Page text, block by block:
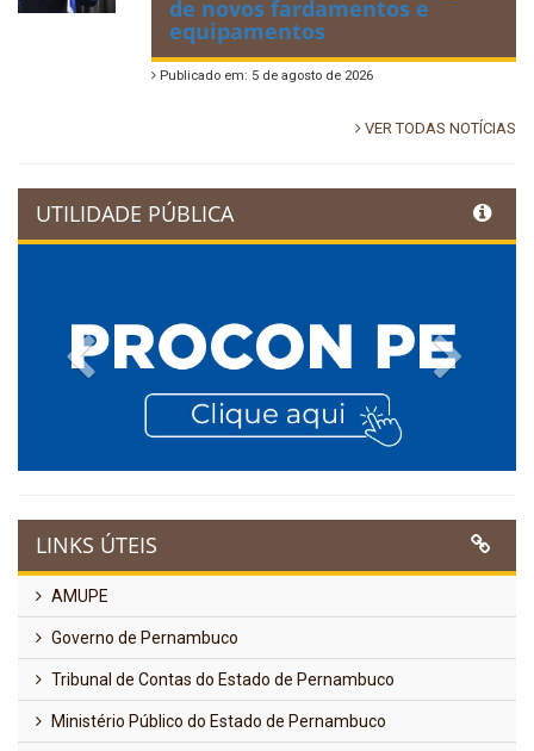
de novos fardamentos e
equipamentos
Publicado em: 5 de agosto de 2026
VER TODAS NOTÍCIAS
UTILIDADE PÚBLICA
Previous
LINKS ÚTEIS
AMUPE
Governo de Pernambuco
Tribunal de Contas do Estado de Pernambuco
Ministério Público do Estado de Pernambuco